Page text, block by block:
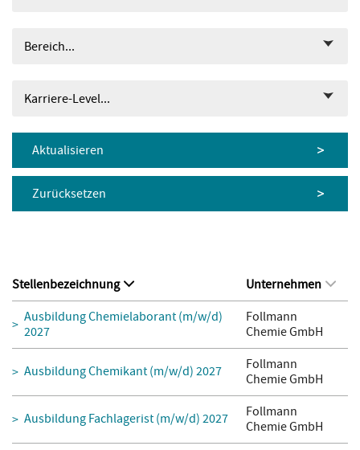
Bereich...
Karriere-Level...
Aktualisieren
Zurücksetzen
Stellenbezeichnung
Unternehmen
Ausbildung Chemielaborant (m/w/d)
2027
Follmann
Chemie GmbH
Ausbildung Chemikant (m/w/d) 2027
Follmann
Chemie GmbH
Ausbildung Fachlagerist (m/w/d) 2027
Follmann
Chemie GmbH